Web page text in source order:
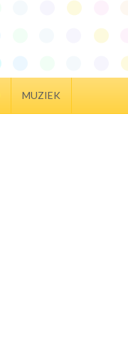
MUZIEK